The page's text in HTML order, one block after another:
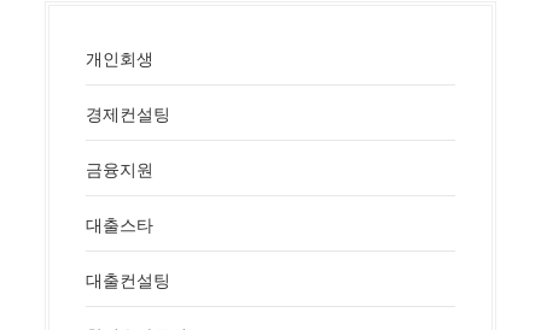
개인회생
경제컨설팅
금융지원
대출스타
대출컨설팅